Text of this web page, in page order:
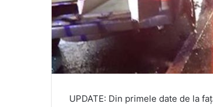
UPDATE: Din primele date de la